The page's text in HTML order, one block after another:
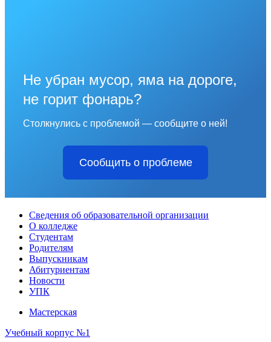
Не убран мусор, яма на дороге,
не горит фонарь?
Столкнулись с проблемой — сообщите о ней!
Сообщить о проблеме
Сведения об образовательной организации
О колледже
Студентам
Родителям
Выпускникам
Абитуриентам
Новости
УПК
Мастерская
Учебный корпус №1